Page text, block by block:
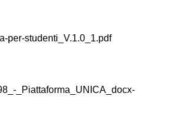
per-studenti_V.1.0_1.pdf
_Piattaforma_UNICA_docx-